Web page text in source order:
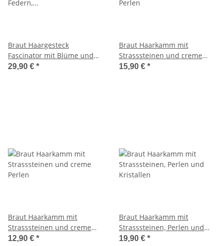
Braut Haargesteck
Fascinator mit Blüme und
Federn, Braut Haarschmuck/
29,90 € *
Braut Haarkamm mit
Strasssteinen und creme
Perlen
15,90 € *
Braut Haarkamm mit
Strasssteinen und creme
Perlen
12,90 € *
Braut Haarkamm mit
Strasssteinen, Perlen und
Kristallen
19,90 € *